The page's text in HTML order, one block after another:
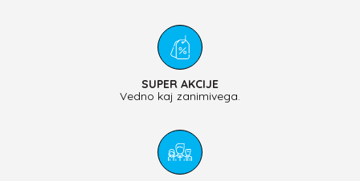
SUPER AKCIJE
Vedno kaj zanimivega.